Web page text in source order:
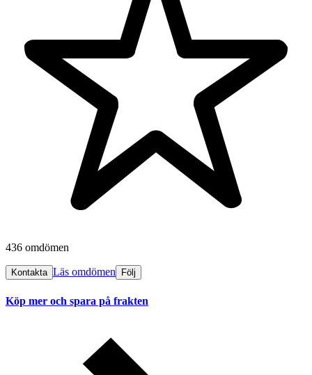
436 omdömen
Kontakta Läs omdömen Följ
Köp mer och spara på frakten